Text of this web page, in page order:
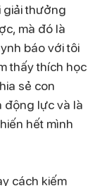
giải thưởng
mà đó là
báo với tôi
thấy thích học
sẻ con
động lực và là
hết mình
cách kiếm